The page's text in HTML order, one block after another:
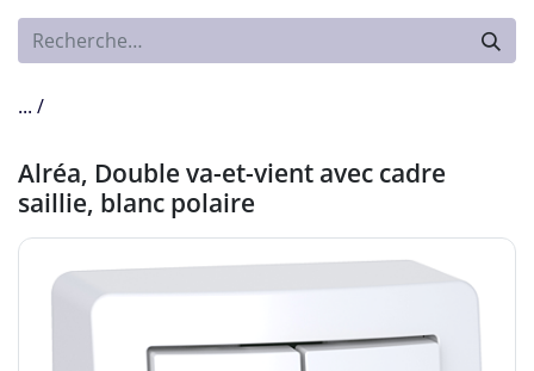
... /
Alréa, Double va-et-vient avec cadre
saillie, blanc polaire